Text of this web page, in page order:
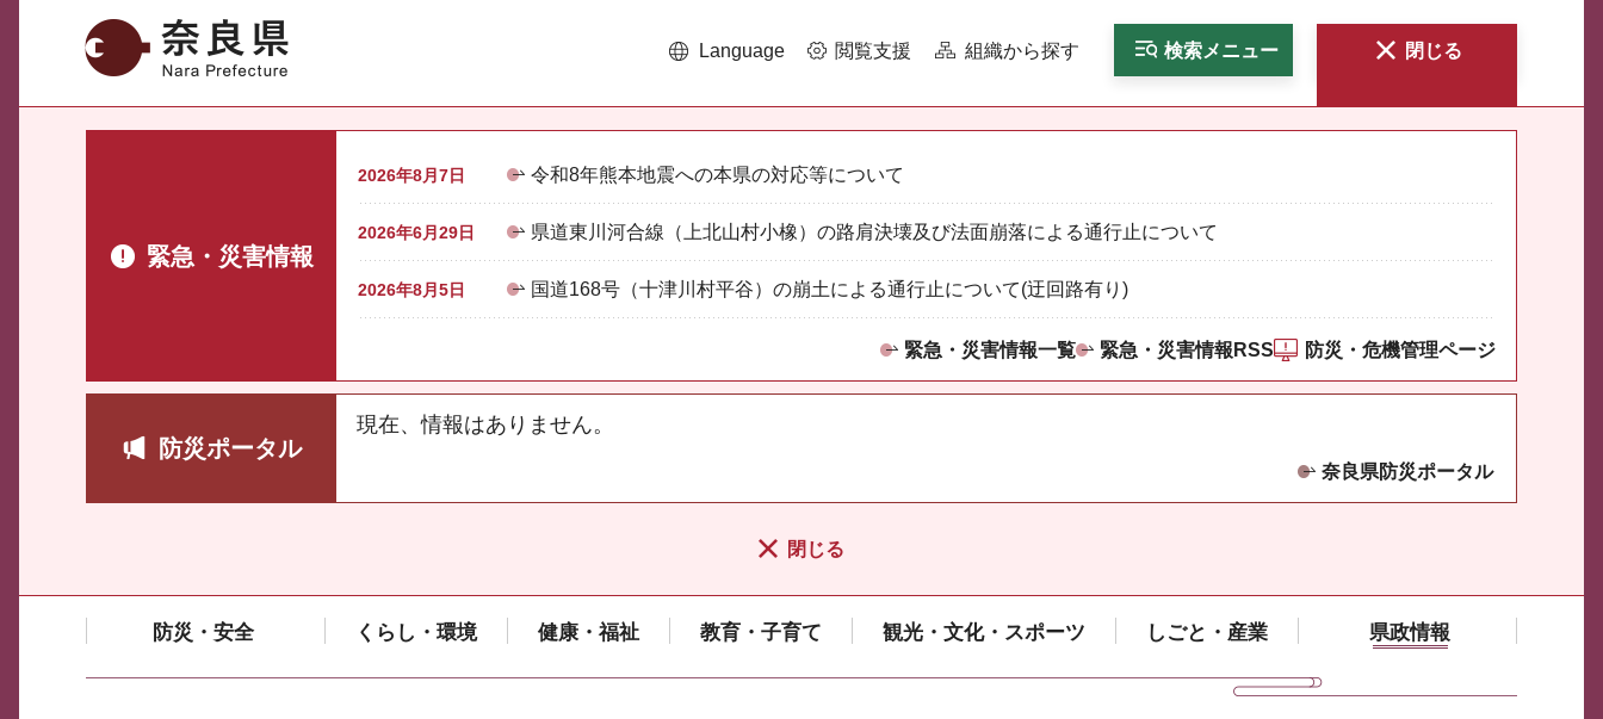
奈良県 Language 閲覧支援 組織から探す 検索メニュー 閉じる
緊急・災害情報
2026年8月7日 令和8年熊本地震への本県の対応等について
2026年6月29日 県道東川河合線（上北山村小橡）の路肩決壊及び法面崩落による通行止について
2026年8月5日 国道168号（十津川村平谷）の崩土による通行止について(迂回路有り)
緊急・災害情報一覧 緊急・災害情報RSS 防災・危機管理ページ
防災ポータル
現在、情報はありません。
奈良県防災ポータル
閉じる
防災・安全 くらし・環境 健康・福祉 教育・子育て 観光・文化・スポーツ しごと・産業 県政情報